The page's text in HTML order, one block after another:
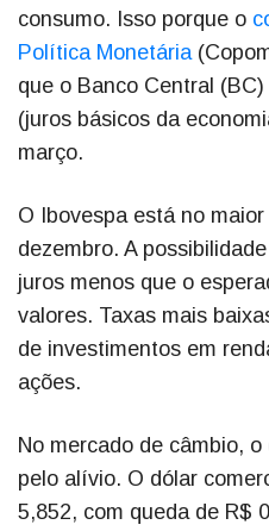
consumo. Isso porque o
Política Monetária
que o Banco Central
(juros básicos da
março.
O Ibovespa está no
dezembro. A
juros menos que o
valores. Taxas mais
de investimentos em
ações.
No mercado de câmbio,
pelo alívio. O dólar
5,852, com queda de R$